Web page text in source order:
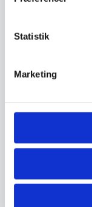
Statistik
Marketing
Palace
48 cl – 21,2 cm
er designet til…